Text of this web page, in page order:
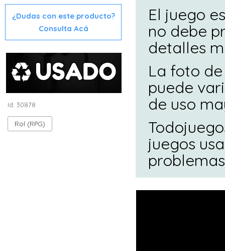
¿Dudas con este producto?
Consulta Acá
Id: 30878
Rol (RPG)
El juego
no debe
detalles
La foto
puede
de uso
juegos